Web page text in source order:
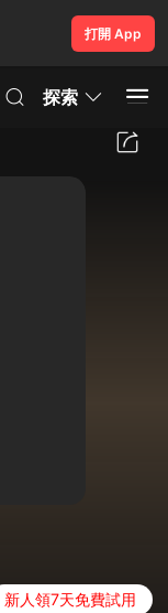
打開 App
探索
新人領7天免費試用